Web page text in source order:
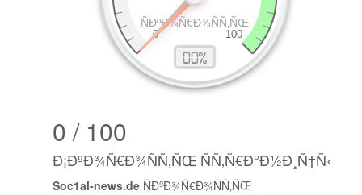
0 / 100
Ð¡ÐºÐ¾Ñ€Ð¾ÑÑ‚ÑŒ ÑÑ‚Ñ€Ð°Ð½Ð¸Ñ†Ñ‹
Soc1al-news.de ÑÐºÐ¾Ñ€Ð¾ÑÑ‚ÑŒ